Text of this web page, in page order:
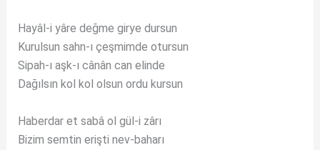
Hayâl-i yâre değme girye dursun
Kurulsun sahn-ı çeşmimde otursun
Sipah-ı aşk-ı cânân can elinde
Dağılsın kol kol olsun ordu kursun
Haberdar et sabâ ol gül-i zârı
Bizim semtin erişti nev-baharı